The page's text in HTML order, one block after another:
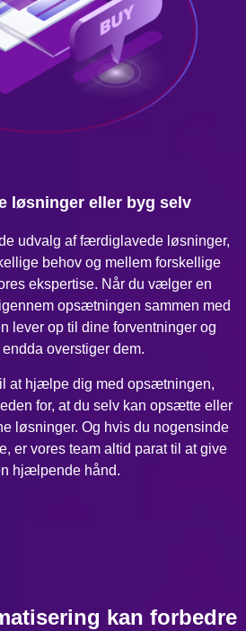
løsninger eller byg selv
udvalg af færdiglavede løsninger,
behov og mellem forskellige
ekspertise. Når du vælger en
opsætningen sammen med
lever op til dine forventninger og
overstiger dem.
at hjælpe dig med opsætningen,
for, at du selv kan opsætte eller
løsninger. Og hvis du nogensinde
er vores team altid parat til at give
hjælpende hånd.
kan forbedre